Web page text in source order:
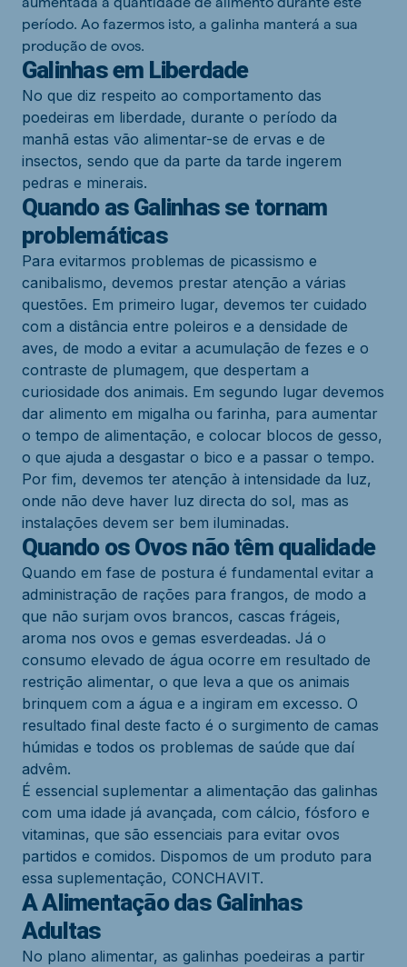
período. Ao fazermos isto, a galinha manterá a sua
produção de ovos.
Galinhas em Liberdade
No que diz respeito ao comportamento das
poedeiras em liberdade, durante o período da
manhã estas vão alimentar-se de ervas e de
insectos, sendo que da parte da tarde ingerem
pedras e minerais.
Quando as Galinhas se tornam
problemáticas
Para evitarmos problemas de picassismo e
canibalismo, devemos prestar atenção a várias
questões. Em primeiro lugar, devemos ter cuidado
com a distância entre poleiros e a densidade de
aves, de modo a evitar a acumulação de fezes e o
contraste de plumagem, que despertam a
curiosidade dos animais. Em segundo lugar devemos
dar alimento em migalha ou farinha, para aumentar
o tempo de alimentação, e colocar blocos de gesso,
o que ajuda a desgastar o bico e a passar o tempo.
Por fim, devemos ter atenção à intensidade da luz,
onde não deve haver luz directa do sol, mas as
instalações devem ser bem iluminadas.
Quando os Ovos não têm qualidade
Quando em fase de postura é fundamental evitar a
administração de rações para frangos, de modo a
que não surjam ovos brancos, cascas frágeis,
aroma nos ovos e gemas esverdeadas. Já o
consumo elevado de água ocorre em resultado de
restrição alimentar, o que leva a que os animais
brinquem com a água e a ingiram em excesso. O
resultado final deste facto é o surgimento de camas
húmidas e todos os problemas de saúde que daí
advêm.
É essencial suplementar a alimentação das galinhas
com uma idade já avançada, com cálcio, fósforo e
vitaminas, que são essenciais para evitar ovos
partidos e comidos. Dispomos de um produto para
essa suplementação, CONCHAVIT.
A Alimentação das Galinhas
Adultas
No plano alimentar, as galinhas poedeiras a partir